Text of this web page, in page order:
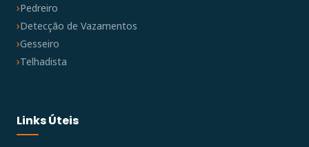
Pedreiro
Detecção de Vazamentos
Gesseiro
Telhadista
Links Úteis